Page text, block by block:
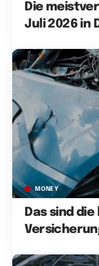
Die
Juli 2026 in
MONEY
Das sind